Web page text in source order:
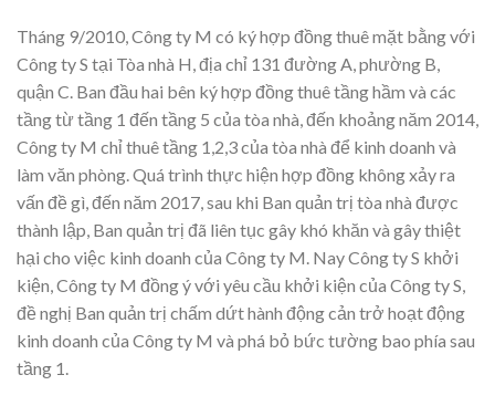
Tháng 9/2010, Công ty M có ký hợp đồng thuê mặt bằng với
Công ty S tại Tòa nhà H, địa chỉ 131 đường A, phường B,
quận C. Ban đầu hai bên ký hợp đồng thuê tầng hầm và các
tầng từ tầng 1 đến tầng 5 của tòa nhà, đến khoảng năm 2014,
Công ty M chỉ thuê tầng 1,2,3 của tòa nhà để kinh doanh và
làm văn phòng. Quá trình thực hiện hợp đồng không xảy ra
vấn đề gì, đến năm 2017, sau khi Ban quản trị tòa nhà được
thành lập, Ban quản trị đã liên tục gây khó khăn và gây thiệt
hại cho việc kinh doanh của Công ty M. Nay Công ty S khởi
kiện, Công ty M đồng ý với yêu cầu khởi kiện của Công ty S,
đề nghị Ban quản trị chấm dứt hành động cản trở hoạt động
kinh doanh của Công ty M và phá bỏ bức tường bao phía sau
tầng 1.